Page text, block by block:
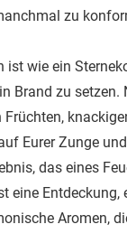
zu
ist wie ein
Brand zu setzen.
Früchten,
Eurer Zunge
das eines
eine Entdeckung,
Aromen,